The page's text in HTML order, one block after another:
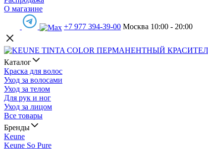
О магазине
+7 977 394-39-00 Москва 10:00 - 20:00
Каталог
Краска для волос
Уход за волосами
Уход за телом
Для рук и ног
Уход за лицом
Все товары
Бренды
Keune
Keune So Pure